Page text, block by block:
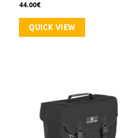
44.00€
QUICK VIEW
στη Λίστα
Επιθυμιών